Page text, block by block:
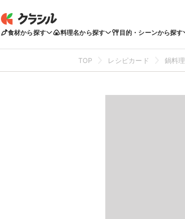
食材から探す 料理名から探す 目的・シーンから探す
TOP レシピカード 鍋料理